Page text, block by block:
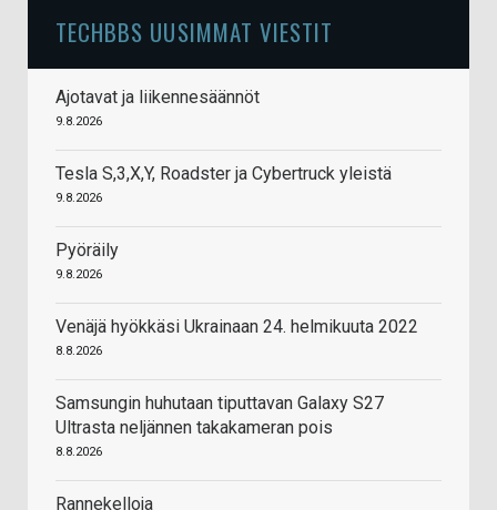
TECHBBS UUSIMMAT VIESTIT
Ajotavat ja liikennesäännöt
9.8.2026
Tesla S,3,X,Y, Roadster ja Cybertruck yleistä
9.8.2026
Pyöräily
9.8.2026
Venäjä hyökkäsi Ukrainaan 24. helmikuuta 2022
8.8.2026
Samsungin huhutaan tiputtavan Galaxy S27
Ultrasta neljännen takakameran pois
8.8.2026
Rannekelloja